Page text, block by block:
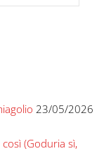
23/05/2026
(Goduria sì,